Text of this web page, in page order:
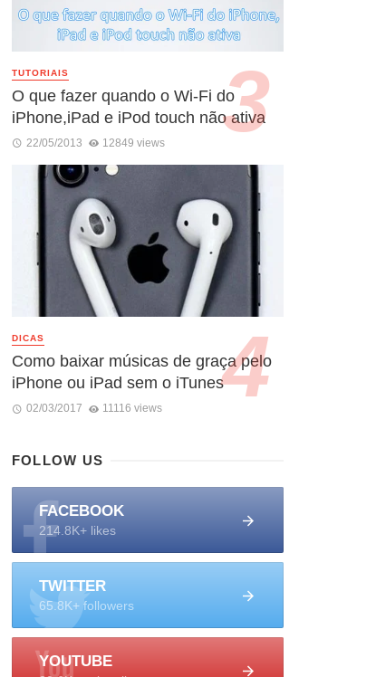
TUTORIAIS
O que fazer quando o Wi-Fi do
iPhone,iPad e iPod touch não ativa
22/05/2013 12849 views
DICAS
Como baixar músicas de graça pelo
iPhone ou iPad sem o iTunes
02/03/2017 11116 views
FOLLOW US
FACEBOOK
214.8K+ likes
TWITTER
65.8K+ followers
YOUTUBE